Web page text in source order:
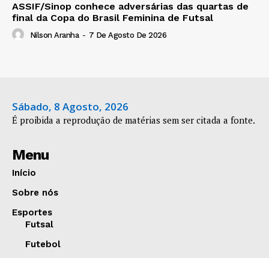
ASSIF/Sinop conhece adversárias das quartas de
final da Copa do Brasil Feminina de Futsal
Nilson Aranha - 7 De Agosto De 2026
Sábado, 8 Agosto, 2026
É proibida a reprodução de matérias sem ser citada a fonte.
Menu
Início
Sobre nós
Esportes
Futsal
Futebol